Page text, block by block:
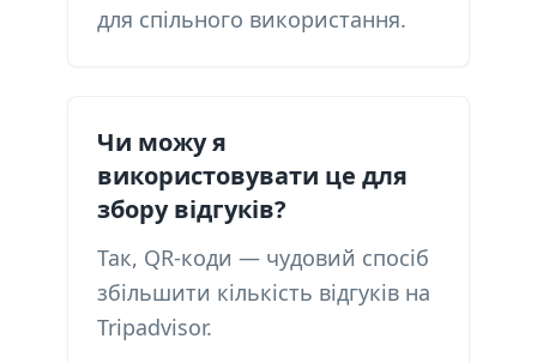
для спільного використання.
Чи можу я
використовувати це для
збору відгуків?
Так, QR-коди — чудовий спосіб
збільшити кількість відгуків на
Tripadvisor.